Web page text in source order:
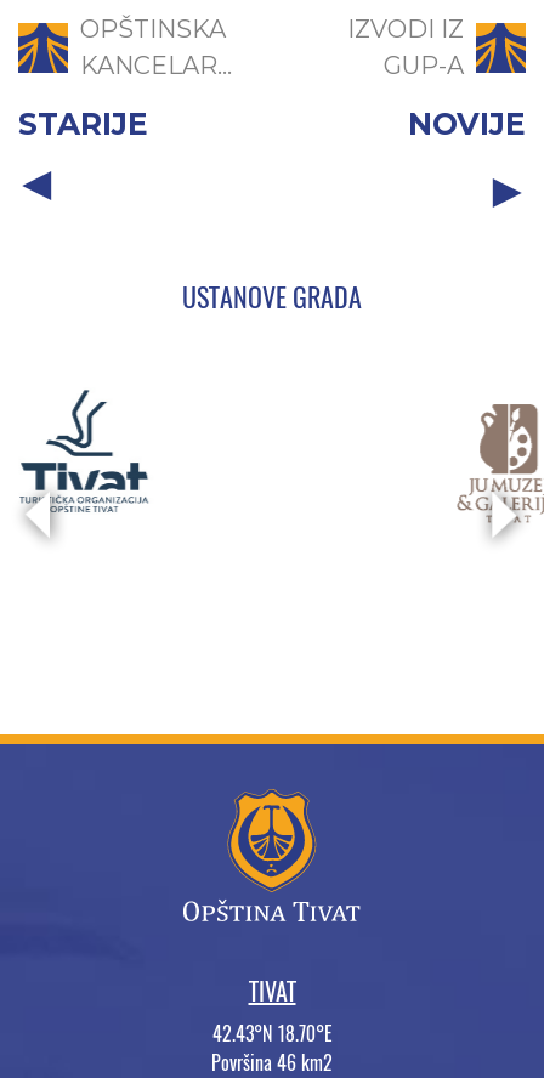
OPŠTINSKA
KANCELAR...
STARIJE
IZVODI IZ
GUP-A
NOVIJE
USTANOVE GRADA
TIVAT
42.43°N 18.70°E
Površina 46 km2